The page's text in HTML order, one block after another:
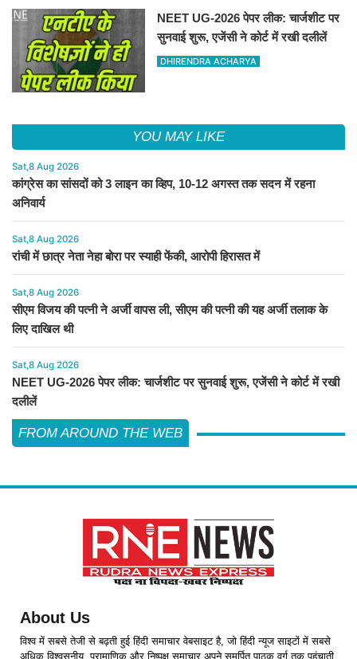
NEET UG-2026 पेपर लीक: चार्जशीट पर
सुनवाई शुरू, एजेंसी ने कोर्ट में रखी दलीलें
DHIRENDRA ACHARYA
YOU MAY LIKE
Sat,8 Aug 2026
कांग्रेस का सांसदों को 3 लाइन का व्हिप, 10-12 अगस्त तक सदन में रहना
अनिवार्य
Sat,8 Aug 2026
रांची में छात्र नेता नेहा बोरा पर स्याही फेंकी, आरोपी हिरासत में
Sat,8 Aug 2026
सीएम विजय की पत्नी ने अर्जी वापस ली, सीएम की पत्नी की यह अर्जी तलाक के
लिए दाखिल थी
Sat,8 Aug 2026
NEET UG-2026 पेपर लीक: चार्जशीट पर सुनवाई शुरू, एजेंसी ने कोर्ट में रखी
दलीलें
FROM AROUND THE WEB
About Us
विश्व में सबसे तेजी से बढ़ती हुई हिंदी समाचार वेबसाइट है, जो हिंदी न्यूज साइटों में सबसे
अधिक विश्वसनीय, प्रामाणिक और निष्पक्ष समाचार अपने समर्पित पाठक वर्ग तक पहुंचाती